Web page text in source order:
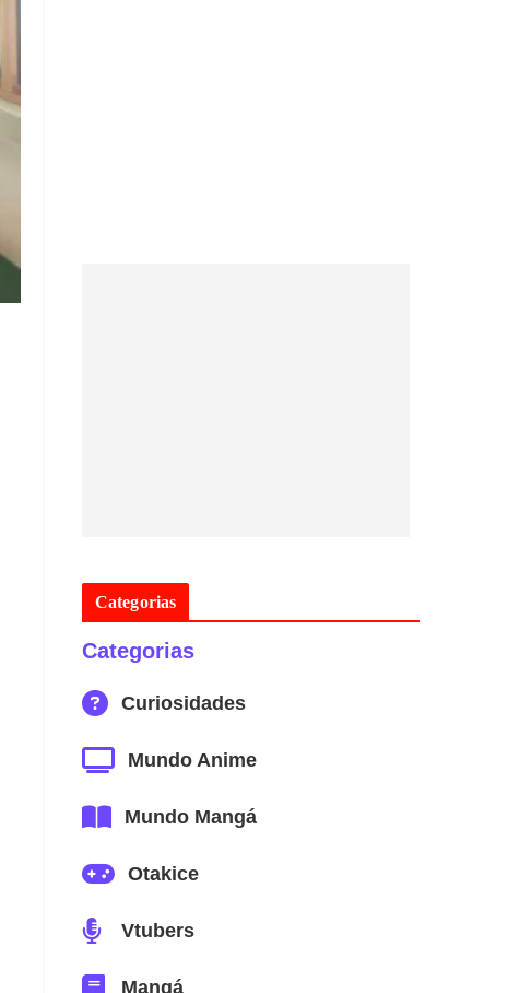
Categorias
Categorias
Curiosidades
Mundo Anime
Mundo Mangá
Otakice
Vtubers
Mangá